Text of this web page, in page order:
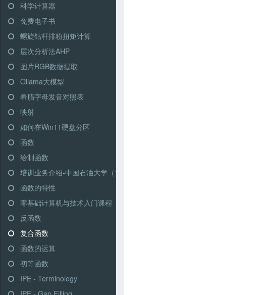
科学计算器
免费电子书
螺旋钻杆排粉扭矩计算
层次分析法AHP
图片RGB数据提取
Ollama大模型
希腊字母发音对照表
映射
如何在Win11硬盘分区
函数
绘制函数
培训业务介绍-中国石油大学（北京）继续教育学院
函数的特性
零基础计算机与技术入门课程
反函数
复合函数
函数的运算
初等函数
IPE - Terminology